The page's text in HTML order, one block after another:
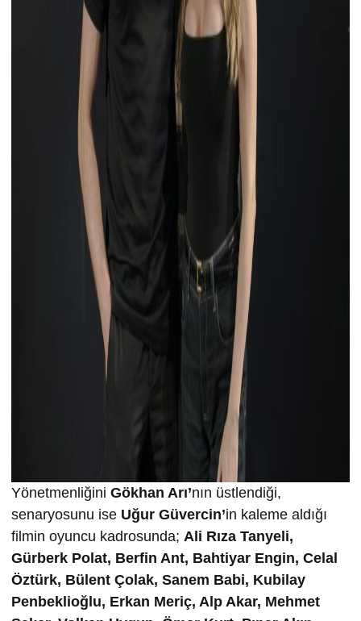
Yönetmenliğini Gökhan Arı’nın üstlendiği,
senaryosunu ise Uğur Güvercin’in kaleme aldığı
filmin oyuncu kadrosunda; Ali Rıza Tanyeli,
Gürberk Polat, Berfin Ant, Bahtiyar Engin, Celal
Öztürk, Bülent Çolak, Sanem Babi, Kubilay
Penbeklioğlu, Erkan Meriç, Alp Akar, Mehmet